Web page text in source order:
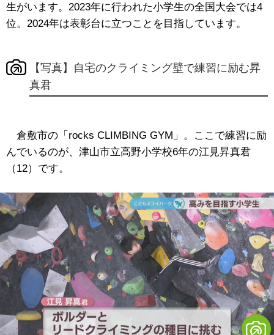
生がいます。2023年に行われた小学生の全国大会では4
位。2024年は表彰台に立つことを目指しています。
【写真】自宅のクライミング壁で練習に励む昇
真君
倉敷市の「rocks CLIMBING GYM」。ここで練習に励
んでいるのが、津山市立高野小学校6年の江見昇真君
（12）です。